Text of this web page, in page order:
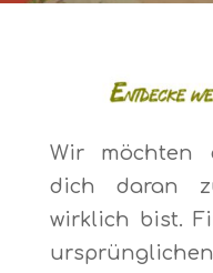
Wir möchten
dich daran
wirklich bist.